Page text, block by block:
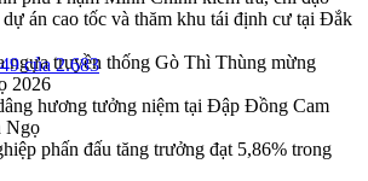
dự án cao tốc và thăm khu tái định cư tại Đắk
ngựa truyền thống Gò Thì Thùng mừng
2026
hương tưởng niệm tại Đập Đồng Cam
Ngọ
phấn đấu tăng trưởng đạt 5,86% trong
của 2.683